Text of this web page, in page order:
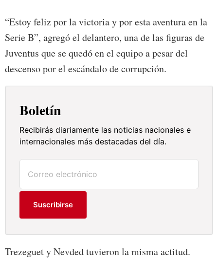
“Estoy feliz por la victoria y por esta aventura en la
Serie B”, agregó el delantero, una de las figuras de
Juventus que se quedó en el equipo a pesar del
descenso por el escándalo de corrupción.
Boletín
Recibirás diariamente las noticias nacionales e
internacionales más destacadas del día.
Suscribirse
Trezeguet y Nevded tuvieron la misma actitud.